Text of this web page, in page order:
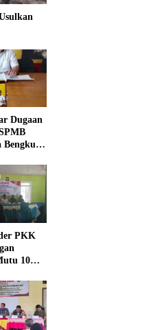
Dugaan
Bengkulu,
PKK
10